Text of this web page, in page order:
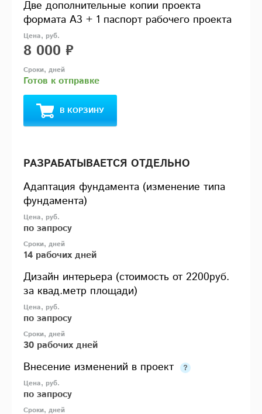
Две дополнительные копии проекта
формата А3 + 1 паспорт рабочего проекта
8 000 ₽
Готов к отправке
В КОРЗИНУ
РАЗРАБАТЫВАЕТСЯ ОТДЕЛЬНО
Адаптация фундамента (изменение типа
фундамента)
по запросу
14 рабочих дней
Дизайн интерьера (стоимость от 2200руб.
за квад.метр площади)
по запросу
30 рабочих дней
Внесение изменений в проект
по запросу